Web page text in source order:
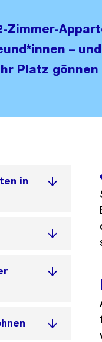
Zimmer-
–
Platz gönnen
in